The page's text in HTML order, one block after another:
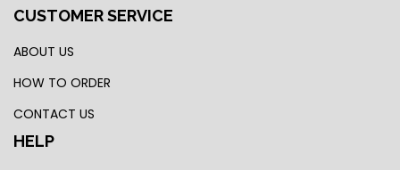
CUSTOMER SERVICE
ABOUT US
HOW TO ORDER
CONTACT US
HELP